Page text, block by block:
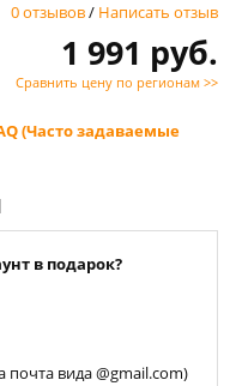
0 отзывов/ Написать отзыв
1 991 руб.
Сравнить цену по регионам >>
(Часто задаваемые
в подарок?
почта вида @gmail.com)